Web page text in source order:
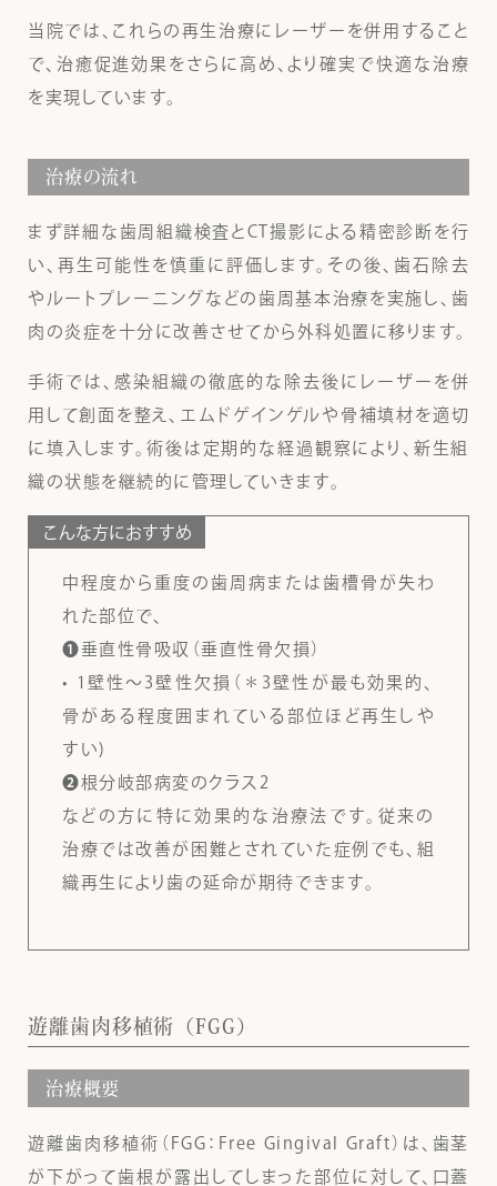
当院では、これらの再生治療にレーザーを併用すること
で、治癒促進効果をさらに高め、より確実で快適な治療
を実現しています。
治療の流れ
まず詳細な歯周組織検査とCT撮影による精密診断を行
い、再生可能性を慎重に評価します。その後、歯石除去
やルートプレーニングなどの歯周基本治療を実施し、歯
肉の炎症を十分に改善させてから外科処置に移ります。
手術では、感染組織の徹底的な除去後にレーザーを併
用して創面を整え、エムドゲインゲルや骨補填材を適切
に填入します。術後は定期的な経過観察により、新生組
織の状態を継続的に管理していきます。
こんな方におすすめ
中程度から重度の歯周病または歯槽骨が失わ
れた部位で、
❶垂直性骨吸収（垂直性骨欠損）
• 1壁性～3壁性欠損（＊3壁性が最も効果的、
骨がある程度囲まれている部位ほど再生しや
すい)
❷根分岐部病変のクラス2
などの方に特に効果的な治療法です。従来の
治療では改善が困難とされていた症例でも、組
織再生により歯の延命が期待できます。
遊離歯肉移植術（FGG）
治療概要
遊離歯肉移植術（FGG：Free Gingival Graft）は、歯茎
が下がって歯根が露出してしまった部位に対して、口蓋